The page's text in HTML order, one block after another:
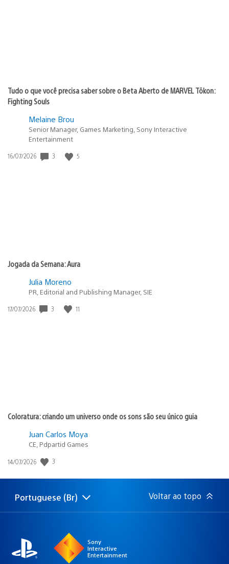
Tudo o que você precisa saber sobre o Beta Aberto de MARVEL Tōkon:
Fighting Souls
Melaine Brou
Senior Manager, Games Marketing, Sony Interactive
Entertainment
Data
16/07/2026 3 5
Jogada da Semana: Aura
Julia Moreno
PR, Editorial and Publishing Manager, SIE
Data
17/07/2026 3 11
Coloratura: criando um universo onde os sons são seu único guia
Juan Carlos Moya
CE, Pdpartid Games
Data
publicação:
14/07/2026 3
Selecione
Região
Portuguese (Br) Voltar ao topo
Sony
Interactive
Entertainment